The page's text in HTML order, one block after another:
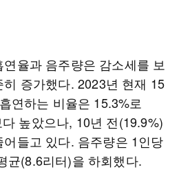
율과 음주량은 감소세를 보
증가했다. 2023년 현재 15
연하는 비율은 15.3%로
높았으나, 10년 전(19.9%)
들고 있다. 음주량은 1인당
균(8.6리터)을 하회했다.